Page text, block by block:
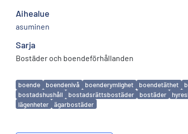
Aihealue
asuminen
Sarja
Bostäder och boendeförhållanden
Avainsanat
boende boendenivå boenderymlighet boendetäthet
bostadshushåll
bostadsrättsbostäder bostäder
lägenheter
ägarbostäder